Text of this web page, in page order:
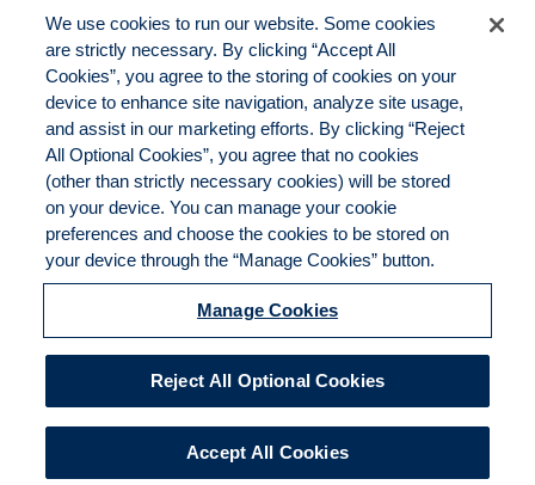
Tags:
Comments are closed
DisclaimerLegal Notices Your Privacy Rights
Do Not Sell/Share/Limit DisclosureManage CookiesCookies Policy
Commitment to EEO
division of ECC Insurance Brokers, LLC. All rights reserved
We use cookies to run our website. Some cookies
are strictly necessary. By clicking “Accept All
Cookies”, you agree to the storing of cookies on your
device to enhance site navigation, analyze site usage,
and assist in our marketing efforts. By clicking “Reject
All Optional Cookies”, you agree that no cookies
(other than strictly necessary cookies) will be stored
on your device. You can manage your cookie
preferences and choose the cookies to be stored on
your device through the “Manage Cookies” button.
Manage Cookies
Reject All Optional Cookies
Accept All Cookies